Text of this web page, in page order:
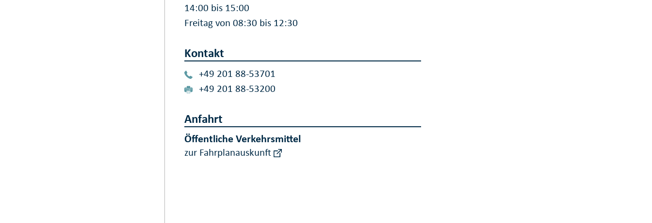
14:00 bis 15:00
Freitag von 08:30 bis 12:30
Kontakt
+49 201 88-53701
+49 201 88-53200
Anfahrt
Öffentliche Verkehrsmittel
zur Fahrplanauskunft